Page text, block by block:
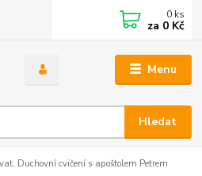
Menu
Hledat
0 ks
za 0 Kč
Duchovní cvičení s apoštolem Petrem